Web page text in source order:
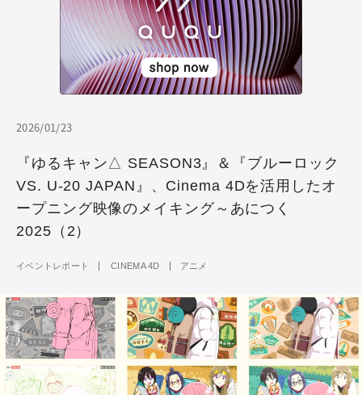
2026/01/23
『ゆるキャン△ SEASON3』＆『ブルーロック
VS. U-20 JAPAN』、Cinema 4Dを活用したオ
ープニング映像のメイキング～あにつく
2025（2）
イベントレポート CINEMA 4D アニメ